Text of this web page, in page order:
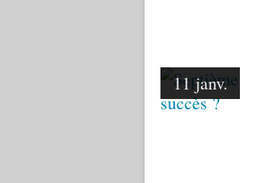
11 janv.